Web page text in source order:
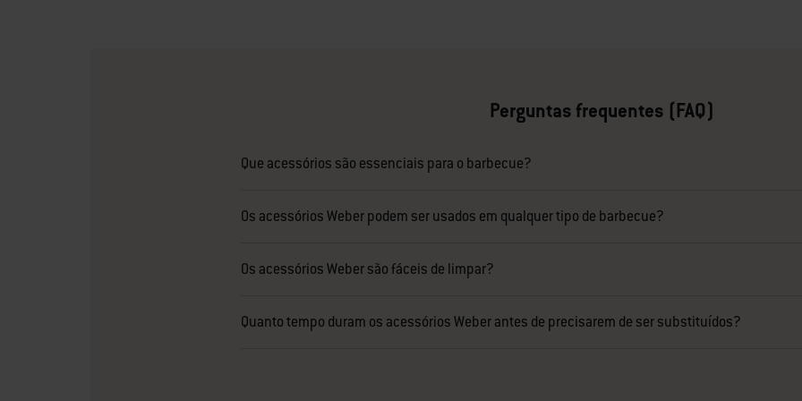
Perguntas frequentes (FAQ)
Que acessórios são essenciais para o barbecue?
Os acessórios Weber podem ser usados em qualquer tipo de barbecue?
Os acessórios Weber são fáceis de limpar?
Quanto tempo duram os acessórios Weber antes de precisarem de ser substituídos?